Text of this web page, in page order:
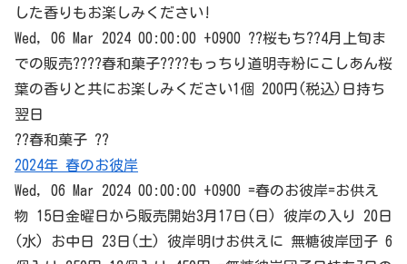
した香りもお楽しみください!
Wed, 06 Mar 2024 00:00:00 +0900 ??桜もち??4月上旬ま
での販売????春和菓子????もっちり道明寺粉にこしあん桜
葉の香りと共にお楽しみください1個 200円(税込)日持ち
翌日
??春和菓子 ??
2024年 春のお彼岸
Wed, 06 Mar 2024 00:00:00 +0900 =春のお彼岸=お供え
物 15日金曜日から販売開始3月17日(日) 彼岸の入り 20日
(水) お中日 23日(土) 彼岸明けお供えに 無糖彼岸団子 6